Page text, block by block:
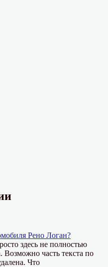
Рено Логан?
здесь не полностью
Возможно часть текста по
Что